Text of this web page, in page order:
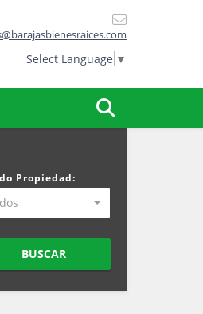
Select Language ▼
Propiedad:
BUSCAR